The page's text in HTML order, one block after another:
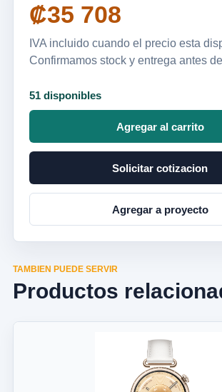
₡35 708
IVA incluido cuando el precio esta
Confirmamos stock y entrega antes
51 disponibles
Agregar al carrito
Solicitar cotizacion
Agregar a proyecto
TAMBIEN PUEDE SERVIR
Productos